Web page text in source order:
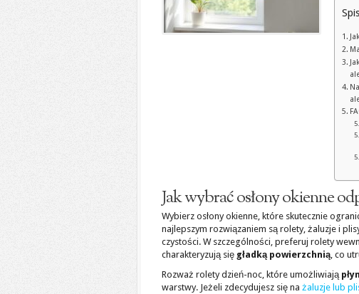
Jak wybrać osłony okienne
Wybierz osłony okienne, które skutecznie
najlepszym rozwiązaniem są rolety, żaluzje i
czystości. W szczególności, preferuj rolety
charakteryzują się gładką powierzchnią, co
Rozważ rolety dzień-noc, które umożliwiają
warstwy. Jeżeli zdecydujesz się na żaluzje lub